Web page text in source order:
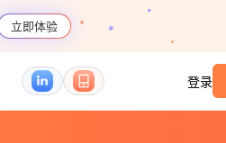
立即体验
登录